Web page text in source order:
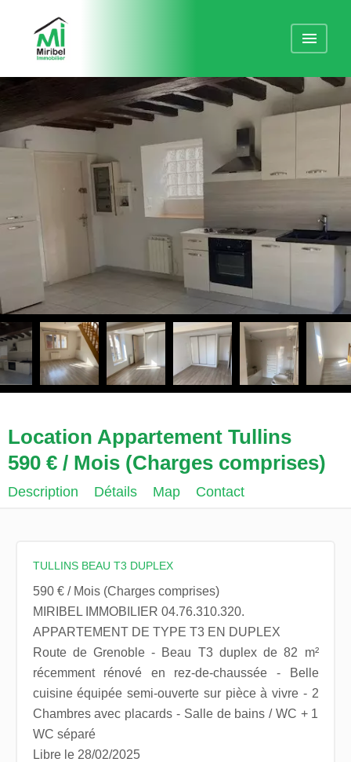
Location Appartement Tullins
590 € / Mois (Charges comprises)
Description Détails Map Contact
TULLINS BEAU T3 DUPLEX
590 € / Mois (Charges comprises)
MIRIBEL IMMOBILIER 04.76.310.320.
APPARTEMENT DE TYPE T3 EN DUPLEX
Route de Grenoble - Beau T3 duplex de 82 m²
récemment rénové en rez-de-chaussée - Belle
cuisine équipée semi-ouverte sur pièce à vivre - 2
Chambres avec placards - Salle de bains / WC + 1
WC séparé
Libre le 28/02/2025